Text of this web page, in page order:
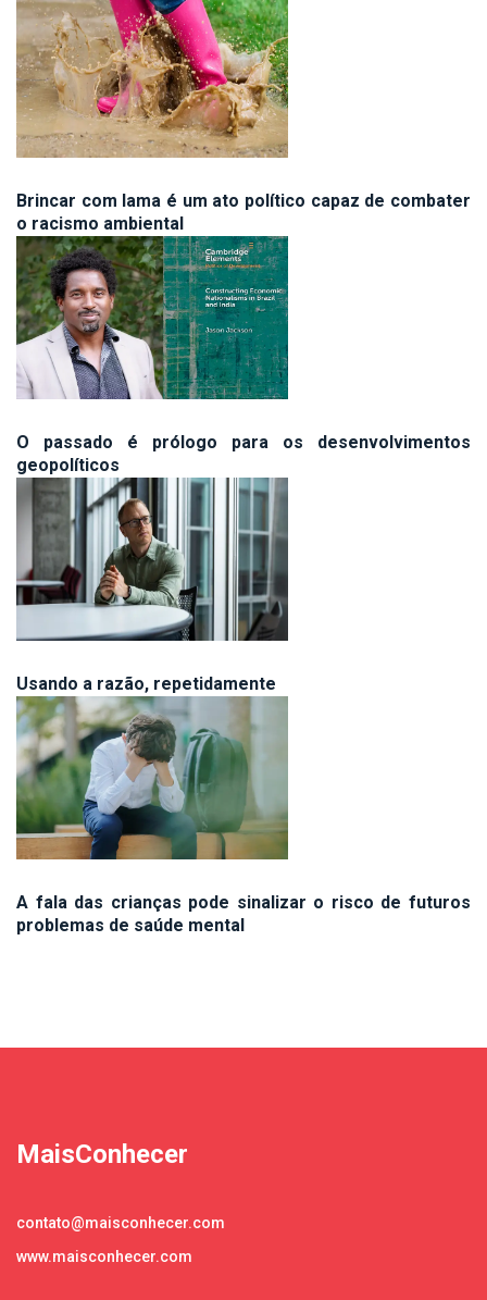
Brincar com lama é um ato político capaz de combater
o racismo ambiental
O passado é prólogo para os desenvolvimentos
geopolíticos
Usando a razão, repetidamente
A fala das crianças pode sinalizar o risco de futuros
problemas de saúde mental
MaisConhecer
contato@maisconhecer.com
www.maisconhecer.com